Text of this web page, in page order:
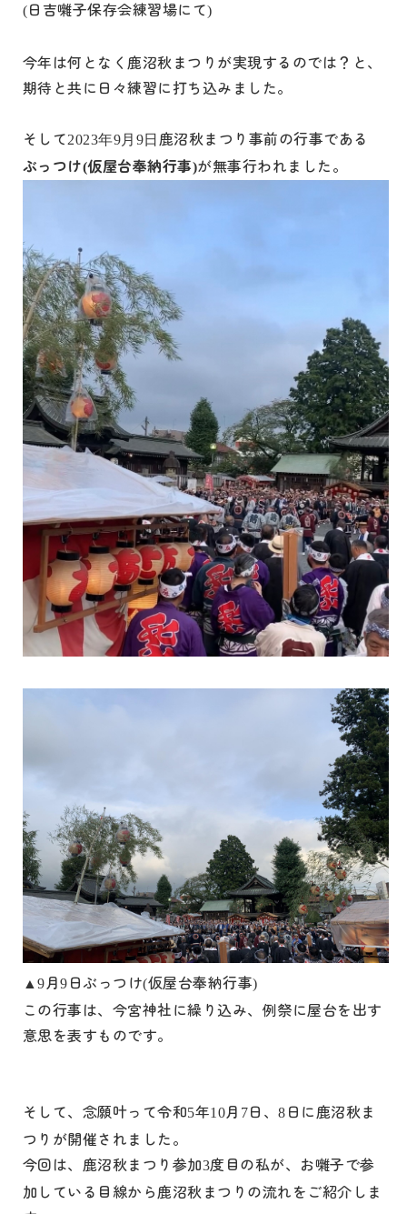
(日吉囃子保存会練習場にて)
今年は何となく鹿沼秋まつりが実現するのでは？と、
期待と共に日々練習に打ち込みました。
そして2023年9月9日 鹿沼秋まつり事前の行事である
ぶっつけ(仮屋台奉納行事)が無事行われました。
▲9月9 日ぶっつけ(仮屋台奉納行事)
この行事は、今宮神社に繰り込み、例祭に屋台を出す
意思を表すものです。
そして、念願叶って令和5年10月 7日、8 日に鹿沼秋ま
つりが開催されました。
今回は、鹿沼秋まつり参加3度目の私が、お囃子で参
加している目線から鹿沼秋まつりの流れをご紹介しま